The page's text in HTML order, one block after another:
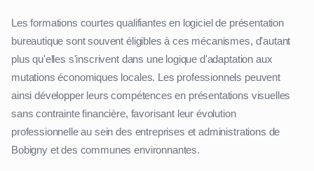
Les formations courtes qualifiantes en logiciel de présentation
bureautique sont souvent éligibles à ces mécanismes, d'autant
plus qu'elles s'inscrivent dans une logique d'adaptation aux
mutations économiques locales. Les professionnels peuvent
ainsi développer leurs compétences en présentations visuelles
sans contrainte financière, favorisant leur évolution
professionnelle au sein des entreprises et administrations de
Bobigny et des communes environnantes.